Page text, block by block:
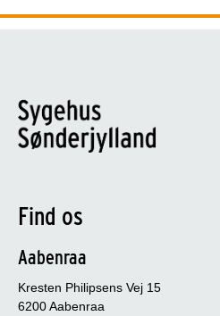
Find os
Aabenraa
Kresten Philipsens Vej 15
6200 Aabenraa